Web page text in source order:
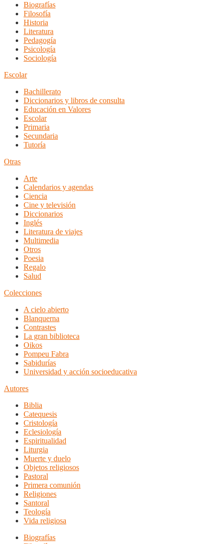
Biografías
Filosofía
Historia
Literatura
Pedagogía
Psicología
Sociología
Escolar
Bachillerato
Diccionarios y libros de consulta
Educación en Valores
Escolar
Primaria
Secundaria
Tutoría
Otras
Arte
Calendarios y agendas
Ciencia
Cine y televisión
Diccionarios
Inglés
Literatura de viajes
Multimedia
Otros
Poesia
Regalo
Salud
Colecciones
A cielo abierto
Blanquerna
Contrastes
La gran biblioteca
Oikos
Pompeu Fabra
Sabidurías
Universidad y acción socioeducativa
Autores
Biblia
Catequesis
Cristología
Eclesiología
Espiritualidad
Liturgia
Muerte y duelo
Objetos religiosos
Pastoral
Primera comunión
Religiones
Santoral
Teología
Vida religiosa
Biografías